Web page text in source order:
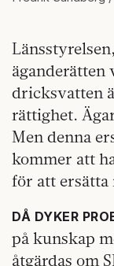
dricksvatten
rättighet.
Men denna
kommer att
för att ersätta
DÅ DYKER
på kunskap
åtgärdas om